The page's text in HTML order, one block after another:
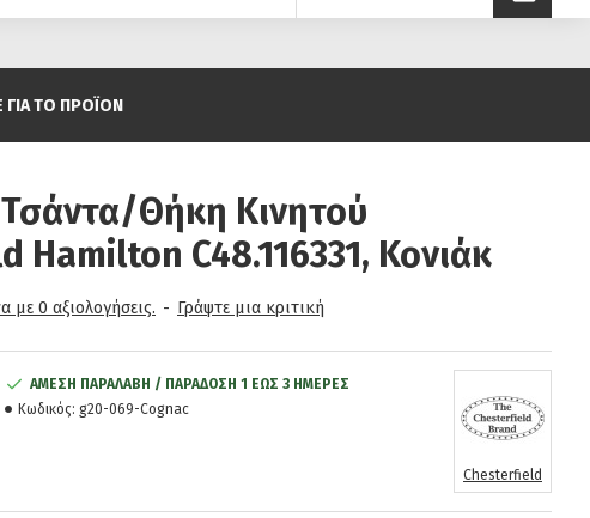
ΓΙΑ ΤΟ ΠΡΟΪΌΝ
Θήκη Κινητού
Hamilton C48.116331, Κονιάκ
με 0 αξιολογήσεις. - Γράψτε μια κριτική
ΆΜΕΣΗ ΠΑΡΑΛΑΒΉ / ΠΑΡΆΔOΣΗ 1 ΈΩΣ 3 ΗΜΈΡΕΣ
Κωδικός: g20-069-Cognac
Chesterfield